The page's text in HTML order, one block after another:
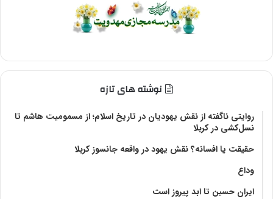
نوشته های تازه
روایتی ناگفته از نقش یهودیان در تاریخ اسلام؛ از مسمومیت هاشم تا
نسل‌کشی در کربلا
حقیقت یا افسانه؟‌ نقش یهود در واقعه جانسوز کربلا
وداع
ایران حسین تا ابد پیروز است